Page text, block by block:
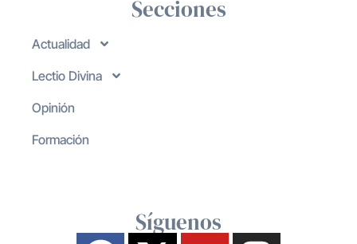
Secciones
Actualidad
Lectio Divina
Opinión
Formación
Síguenos